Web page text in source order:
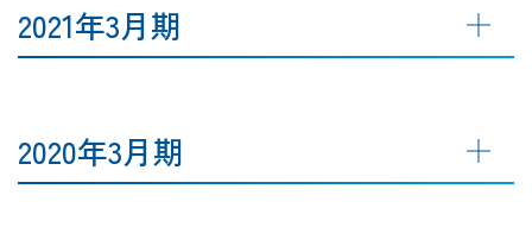
2021年3月期
2020年3月期